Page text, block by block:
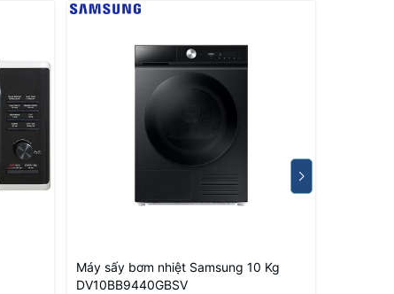
Máy sấy bơm nhiệt Samsung 10 Kg
DV10BB9440GBSV